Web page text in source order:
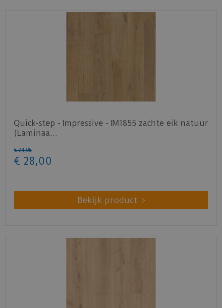
Quick-step - Impressive - IM1855 zachte eik natuur
(Laminaa…
€ 34,95
€ 28,00
Bekijk product